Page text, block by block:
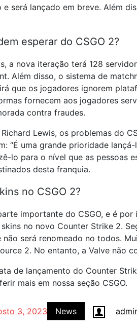
será lançado em breve. Além
esperar do CSGO 2?
a nova iteração terá 128
Além disso, o sistema de
que os jogadores ignorem
fornecem aos jogadores
contra fraudes.
Lewis, os problemas do
“É uma grande prioridade
lo para o nível que as pessoas
desta franquia.
no CSGO 2?
importante do CSGO, e é
no novo Counter Strike 2.
não será renomeado no todos.
2. No entanto, a Valve não
de lançamento do Counter
mais em nossa seção CSGO.
3, 2023 News